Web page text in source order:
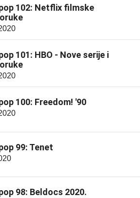
102: Netflix filmske
101: HBO - Nove serije i
100: Freedom! '90
99: Tenet
98: Beldocs 2020.